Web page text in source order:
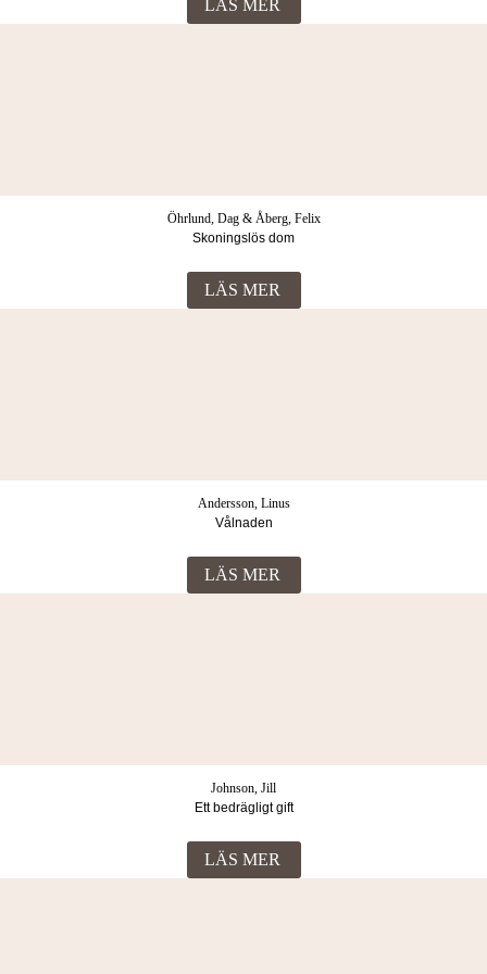
LÄS MER
Öhrlund, Dag & Åberg, Felix
Skoningslös dom
LÄS MER
Andersson, Linus
Vålnaden
LÄS MER
Johnson, Jill
Ett bedrägligt gift
LÄS MER